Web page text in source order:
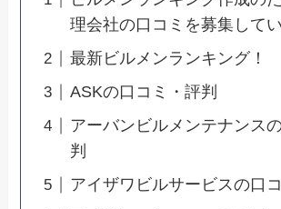
理会社の口コミを募集して
最新ビルメンランキング！
ASKの口コミ・評判
アーバンビルメンテナンス
判
アイザワビルサービスの口